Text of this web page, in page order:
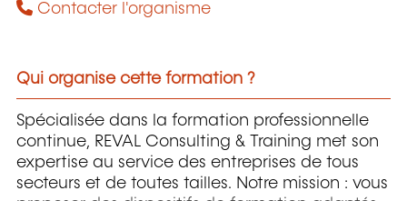
Contacter l'organisme
Qui organise cette formation ?
Spécialisée dans la formation professionnelle
continue, REVAL Consulting & Training met son
expertise au service des entreprises de tous
secteurs et de toutes tailles. Notre mission : vous